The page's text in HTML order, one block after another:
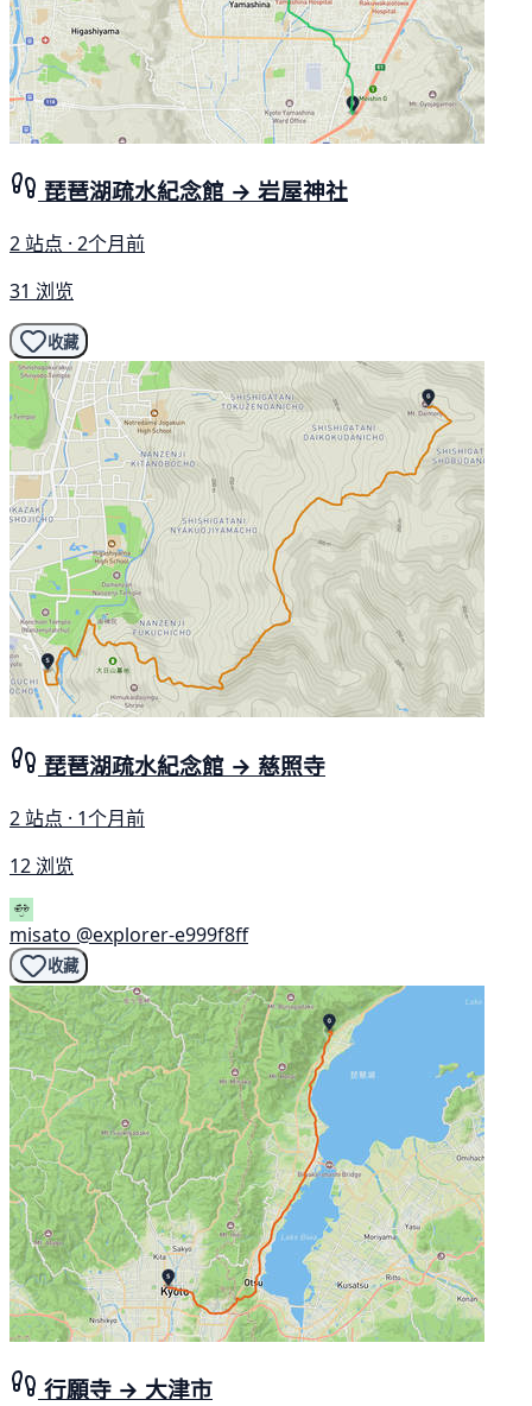
琵琶湖疏水紀念館 → 岩屋神社
2 站点 · 2个月前
31 浏览
收藏
琵琶湖疏水紀念館 → 慈照寺
2 站点 · 1个月前
12 浏览
misato @explorer-e999f8ff
收藏
行願寺 → 大津市